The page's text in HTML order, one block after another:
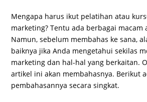
Mengapa harus ikut pelatihan atau
marketing? Tentu ada berbagai macam
Namun, sebelum membahas ke sana,
baiknya jika Anda mengetahui sekilas
marketing dan hal-hal yang berkaitan.
artikel ini akan membahasnya. Berikut
pembahasannya secara singkat.